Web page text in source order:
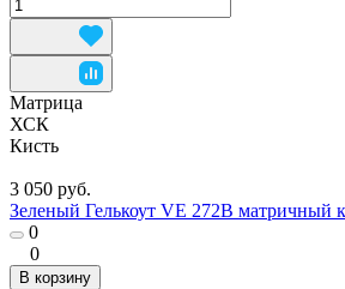
Матрица
ХСК
Кисть
3 050 руб.
Зеленый Гелькоут VE 272B матричный
0
0
В корзину